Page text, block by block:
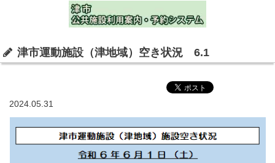
津市運動施設（津地域）空き状況 6.1
2024.05.31